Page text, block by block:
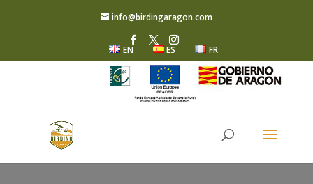
info@birdingaragon.com
EN ES FR